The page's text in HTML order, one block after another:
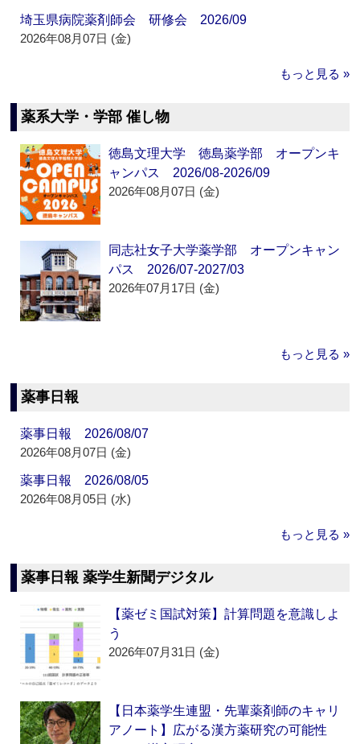
埼玉県病院薬剤師会 研修会 2026/09
2026年08月07日 (金)
もっと見る »
薬系大学・学部 催し物
徳島文理大学 徳島薬学部 オープンキ
ャンパス 2026/08-2026/09
2026年08月07日 (金)
同志社女子大学薬学部 オープンキャン
パス 2026/07-2027/03
2026年07月17日 (金)
もっと見る »
薬事日報
薬事日報 2026/08/07
2026年08月07日 (金)
薬事日報 2026/08/05
2026年08月05日 (水)
もっと見る »
薬事日報 薬学生新聞デジタル
【薬ゼミ国試対策】計算問題を意識しよ
う
2026年07月31日 (金)
【日本薬学生連盟・先輩薬剤師のキャリ
アノート】広がる漢方薬研究の可能性